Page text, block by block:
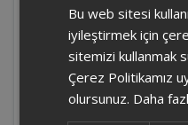
Camlı Fırın
çalıştırılır?
AR2034 - Arzum
Bu web sitesi
iyileştirmek için
sitemizi kullanmak
Çerez Politikamız
olursunuz. Daha